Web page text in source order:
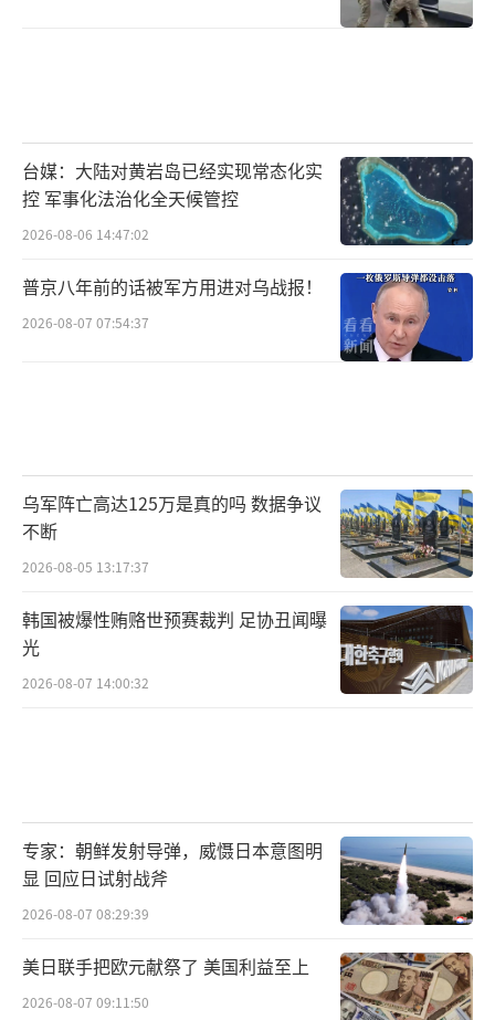
台媒：大陆对黄岩岛已经实现常态化实
控 军事化法治化全天候管控
2026-08-06 14:47:02
普京八年前的话被军方用进对乌战报！
2026-08-07 07:54:37
乌军阵亡高达125万是真的吗 数据争议
不断
2026-08-05 13:17:37
韩国被爆性贿赂世预赛裁判 足协丑闻曝
光
2026-08-07 14:00:32
专家：朝鲜发射导弹，威慑日本意图明
显 回应日试射战斧
2026-08-07 08:29:39
美日联手把欧元献祭了 美国利益至上
2026-08-07 09:11:50